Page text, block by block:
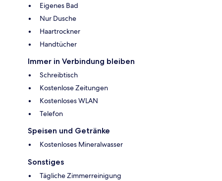
Eigenes Bad
Nur Dusche
Haartrockner
Handtücher
Immer in Verbindung bleiben
Schreibtisch
Kostenlose Zeitungen
Kostenloses WLAN
Telefon
Speisen und Getränke
Kostenloses Mineralwasser
Sonstiges
Tägliche Zimmerreinigung